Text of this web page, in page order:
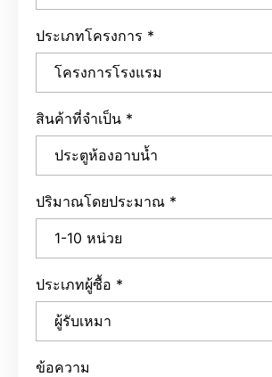
ประเภทโครงการ *
สินค้าที่จำเป็น *
ปริมาณโดยประมาณ *
ประเภทผู้ซื้อ *
ข้อความ